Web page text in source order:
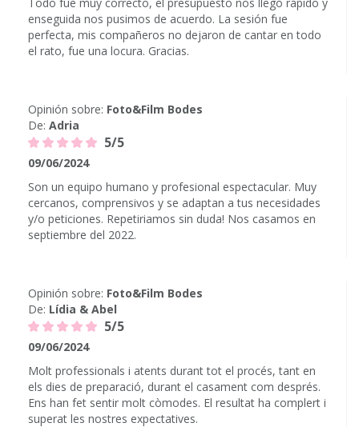
enseguida nos pusimos de acuerdo. La sesión fue
perfecta, mis compañeros no dejaron de cantar en todo
el rato, fue una locura. Gracias.
Opinión sobre: Foto&Film Bodes
De: Adria
5/5
09/06/2024
Son un equipo humano y profesional espectacular. Muy
cercanos, comprensivos y se adaptan a tus necesidades
y/o peticiones. Repetiriamos sin duda! Nos casamos en
septiembre del 2022.
Opinión sobre: Foto&Film Bodes
De: Lídia & Abel
5/5
09/06/2024
Molt professionals i atents durant tot el procés, tant en
els dies de preparació, durant el casament com després.
Ens han fet sentir molt còmodes. El resultat ha complert i
superat les nostres expectatives.